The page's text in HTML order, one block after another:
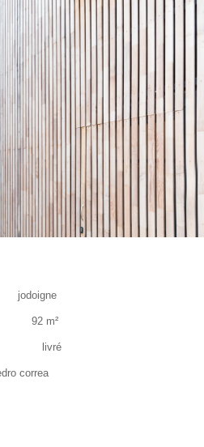
m²
correa